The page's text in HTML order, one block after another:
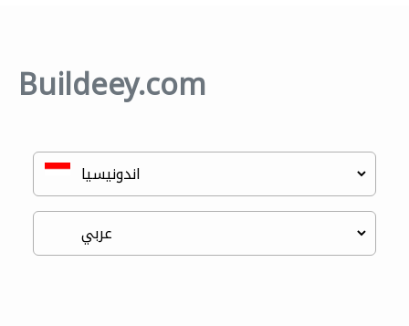
Buildeey.com